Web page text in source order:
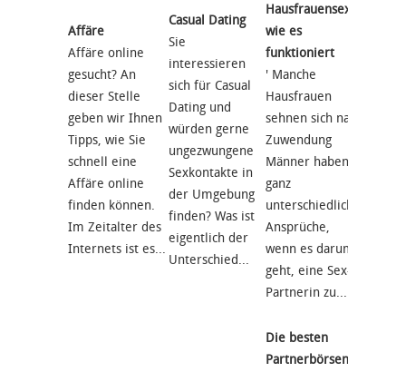
Affäre
Affäre online
gesucht? An
dieser Stelle
geben wir Ihnen
Tipps, wie Sie
schnell eine
Affäre online
finden können.
Im Zeitalter des
Internets ist es...
Casual Dating
Sie
interessieren
sich für Casual
Dating und
würden gerne
ungezwungene
Sexkontakte in
der Umgebung
finden? Was ist
eigentlich der
Unterschied...
Hausfrauensex -
wie es
funktioniert
' Manche
Hausfrauen
sehnen sich nach
Zuwendung
Männer haben
ganz
unterschiedliche
Ansprüche,
wenn es darum
geht, eine Sex-
Partnerin zu...
Die besten
Partnerbörsen in